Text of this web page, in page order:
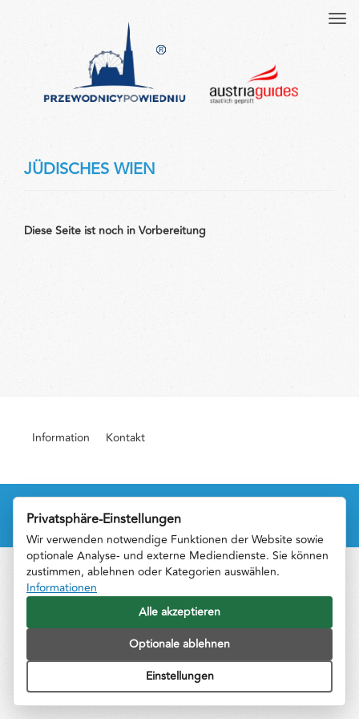
JÜDISCHES WIEN
DieseSeite ist noch inVorbereitung
Information Kontakt
©Copyright by PrzewodnikPoWiedniu.pl 2016. Designed and developed by
FreshMediaProject
Privatsphäre-Einstellungen
Wir verwenden notwendige Funktionen der Website sowie
optionale Analyse- und externe Mediendienste. Sie können
zustimmen, ablehnen oder Kategorien auswählen.
Informationen
Alle akzeptieren
Optionale ablehnen
Einstellungen